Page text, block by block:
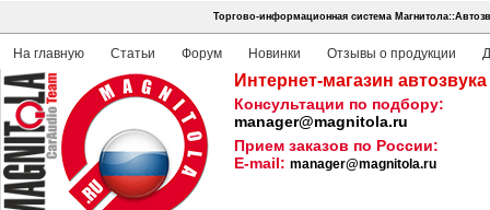
Торгово-информационная система
На главную Статьи Форум Новинки Отзывы о продукции
Интернет-магазин
Консультации по подбору:
manager@magnitola.ru
Прием заказов по России:
E-mail: manager@magnitola.ru